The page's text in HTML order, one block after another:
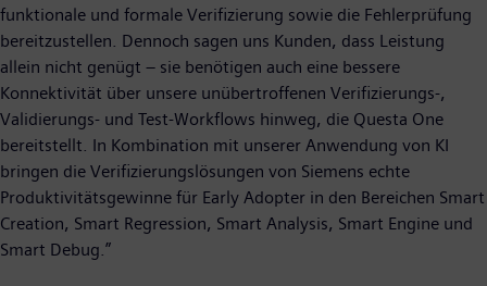
funktionale und formale Verifizierung sowie die Fehlerprüfung
bereitzustellen. Dennoch sagen uns Kunden, dass Leistung
allein nicht genügt – sie benötigen auch eine bessere
Konnektivität über unsere unübertroffenen Verifizierungs-,
Validierungs- und Test-Workflows hinweg, die Questa One
bereitstellt. In Kombination mit unserer Anwendung von KI
bringen die Verifizierungslösungen von Siemens echte
Produktivitätsgewinne für Early Adopter in den Bereichen Smart
Creation, Smart Regression, Smart Analysis, Smart Engine und
Smart Debug.”